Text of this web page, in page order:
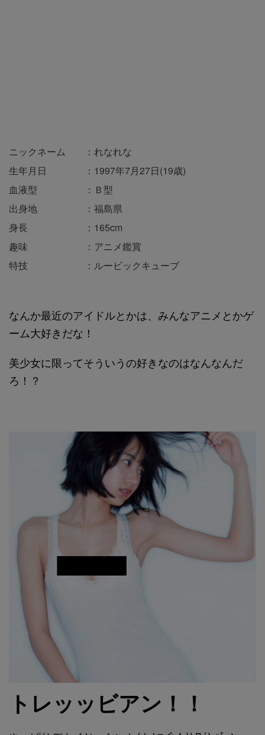
ニックネーム ：れなれな
生年月日 ：1997年7月27日(19歳)
血液型 ：Ｂ型
出身地 ：福島県
身長 ：165cm
趣味 ：アニメ鑑賞
特技 ：ルービックキューブ
なんか最近のアイドルとかは、みんなアニメとかゲ
ーム大好きだな！
美少女に限ってそういうの好きなのはなんなんだ
ろ！？
トレッッビアン！！